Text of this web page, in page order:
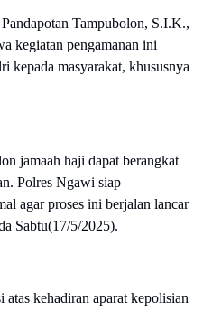
Tampubolon, S.I.K.,
kegiatan pengamanan ini
kepada masyarakat, khususnya
jamaah haji dapat berangkat
Polres Ngawi siap
agar proses ini berjalan lancar
Sabtu(17/5/2025).
atas kehadiran aparat kepolisian